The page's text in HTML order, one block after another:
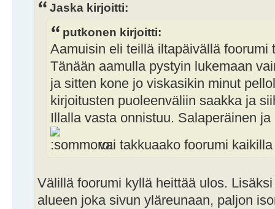
Jaska kirjoitti:
putkonen kirjoitti:
Aamuisin eli teillä iltapäivällä foorumi
Tänään aamulla pystyin lukemaan
ja sitten kone jo viskasikin minut
kirjoitusten puoleenväliin saakka ja
Illalla vasta onnistuu. Salaperäinen
vai takkuaako foorumi
Välillä foorumi kyllä heittää ulos.
alueen joka sivun yläreunaan, paljon